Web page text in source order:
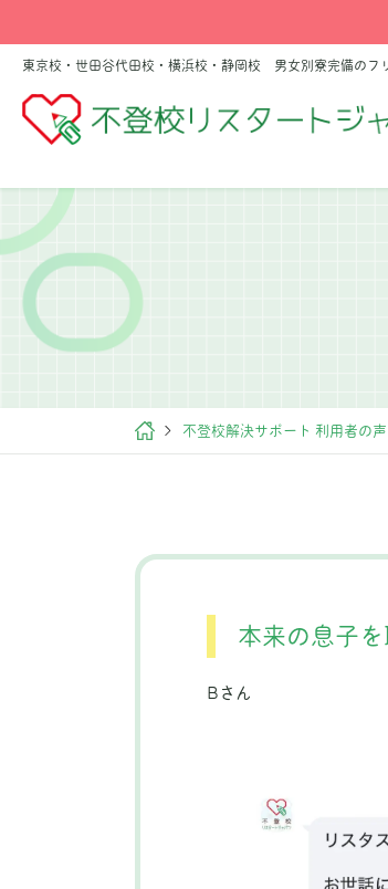
東京校・世田谷代田校・横浜校・静岡校 男女別寮完備のフ
不登校解決サポート 利用者の声
本来の息子
Bさん